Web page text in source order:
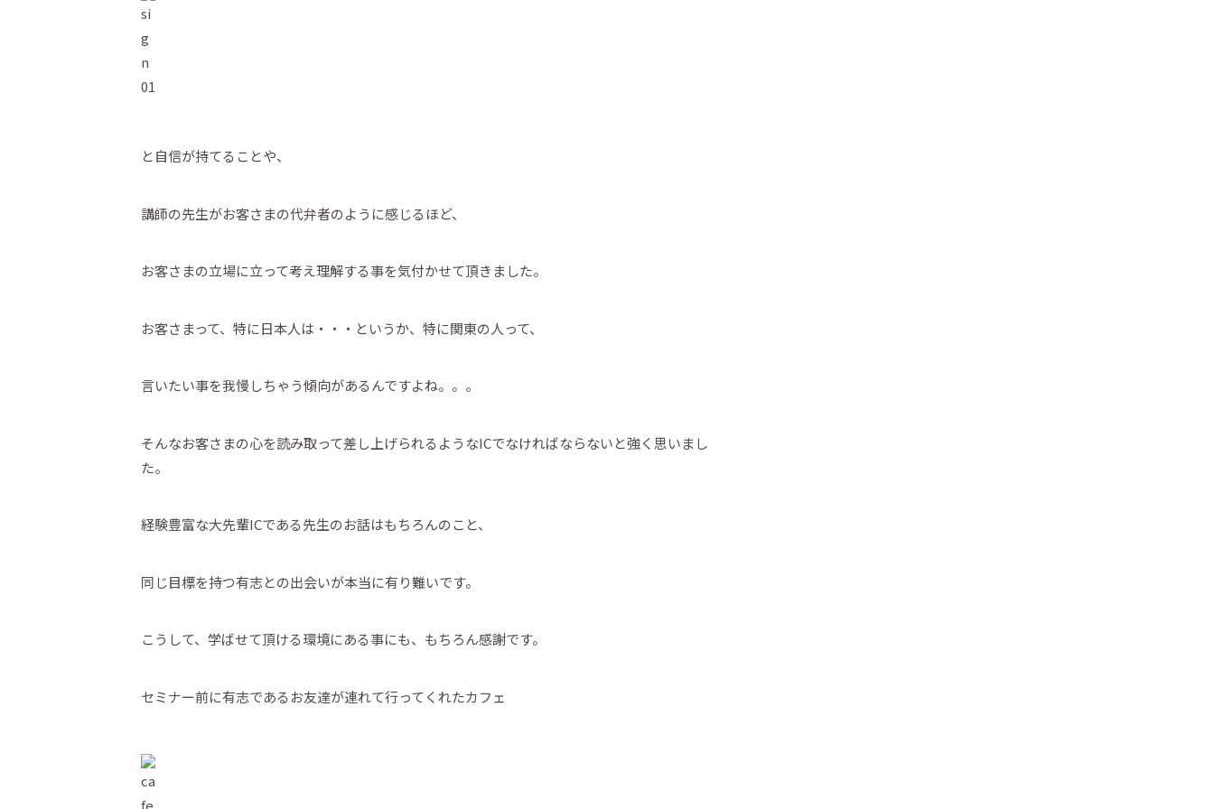
と自信が持てることや、
講師の先生がお客さまの代弁者のように感じるほど、
お客さまの立場に立って考え理解する事を気付かせて頂きました。
お客さまって、特に日本人は・・・というか、特に関東の人って、
言いたい事を我慢しちゃう傾向があるんですよね。。。
そんなお客さまの心を読み取って差し上げられるようなICでなければならないと強く思いまし
た。
経験豊富な大先輩ICである先生のお話はもちろんのこと、
同じ目標を持つ有志との出会いが本当に有り難いです。
こうして、学ばせて頂ける環境にある事にも、もちろん感謝です。
セミナー前に有志であるお友達が連れて行ってくれたカフェ